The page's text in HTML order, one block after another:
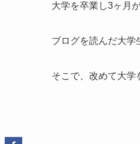
大学を卒業し3ヶ月
ブログを読んだ大学
そこで、改めて大学